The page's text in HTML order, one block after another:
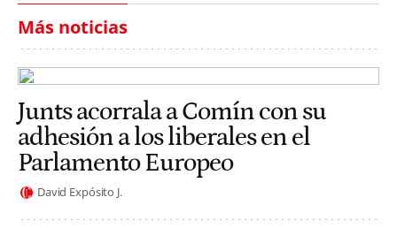
Más noticias
Junts acorrala a Comín con su
adhesión a los liberales en el
Parlamento Europeo
David Expósito J.